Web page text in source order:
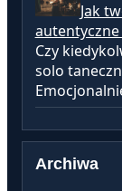
Jak
Czy
solo
Archiwa